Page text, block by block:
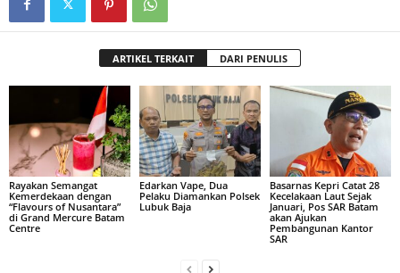
ARTIKEL TERKAIT DARI PENULIS
Rayakan Semangat
Kemerdekaan dengan
“Flavours of Nusantara”
di Grand Mercure Batam
Centre
Edarkan Vape, Dua
Pelaku Diamankan Polsek
Lubuk Baja
Basarnas Kepri Catat 28
Kecelakaan Laut Sejak
Januari, Pos SAR Batam
akan Ajukan
Pembangunan Kantor
SAR